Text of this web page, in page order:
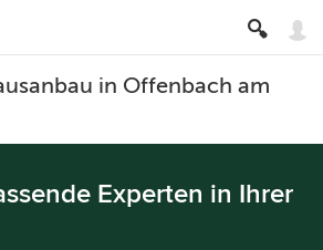
in Offenbach am
Experten in Ihrer